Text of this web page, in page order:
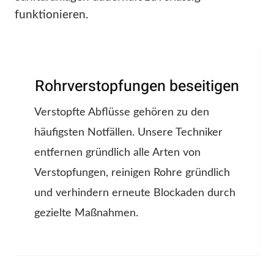
funktionieren.
Rohrverstopfungen beseitigen
Verstopfte Abflüsse gehören zu den
häufigsten Notfällen. Unsere Techniker
entfernen gründlich alle Arten von
Verstopfungen, reinigen Rohre gründlich
und verhindern erneute Blockaden durch
gezielte Maßnahmen.